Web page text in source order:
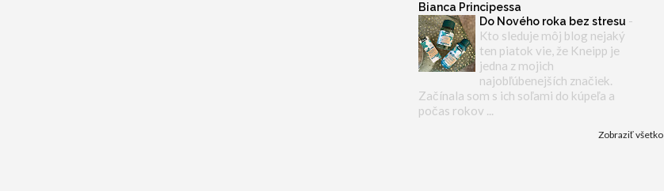
Bianca Principessa
Do Nového roka bez stresu -
Kto sleduje môj blog nejaký
ten piatok vie, že Kneipp je
jedna z mojich
najobľúbenejších značiek.
Začínala som s ich soľami do kúpeľa a
počas rokov ...
Zobraziť všetko